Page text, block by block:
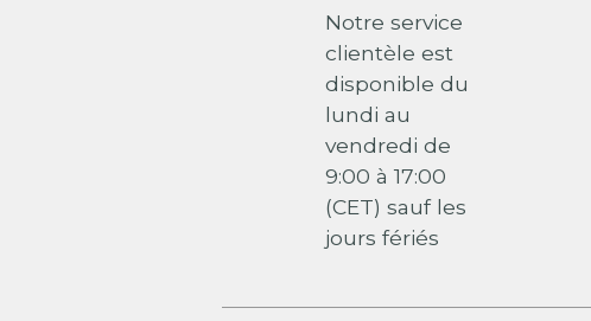
Notre service
clientèle est
disponible du
lundi au
vendredi de
9:00 à 17:00
(CET) sauf les
jours fériés